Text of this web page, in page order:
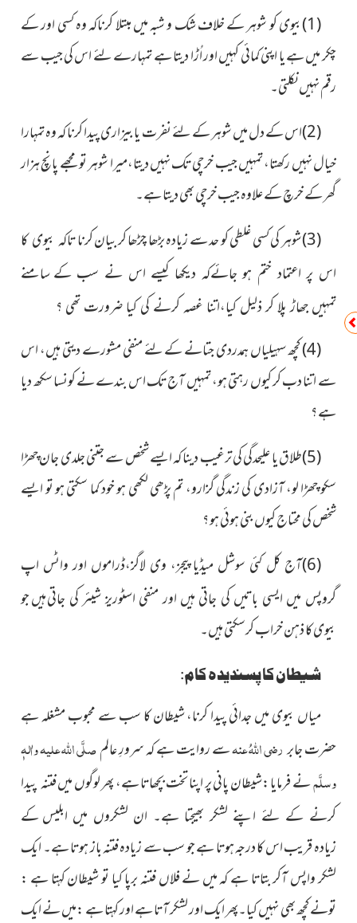
(1)بیوی کو شوہر کے خلاف شک و شبہ میں مبتلا کرناکہ وہ کسی اور کے
چکر میں ہے یا اپنی کمائی کہیں اور اُڑا دیتا ہے تمہارے لئے اس کی جیب سے
رقم نہیں نکلتی۔
(2)اس کے دل میں شوہر کے لئے نفرت یا بیزاری پیدا کرنا کہ وہ تمہارا
خیال نہیں رکھتا، تمہیں جیب خرچی تک نہیں دیتا،میرا شوہر تو مجھے پانچ ہزار
گھر کے خرچ کے علاوہ جیب خرچی بھی دیتا ہے۔
(3)شوہر کی کسی غلطی کو حد سے زیادہ بڑھا چڑھا کر بیان کرنا
تاکہ بیوی کا
اس پر اعتماد ختم ہو جائےکہ دیکھا کیسے اس نے سب کےسامنے
تمہیں جھاڑ پلا کر ذلیل کیا،اتنا غصہ کرنے کی کیا ضرورت تھی ؟
(4) کچھ سہیلیاں ہمدردی جتانے کے لئے منفی مشورے دیتی ہیں، اس
سے اتنا دب کر کیوں رہتی ہو، تمہیں آج تک اس بندے نے کونسا سکھ دیا
ہے ؟
(5)طلاق یا علیحدگی کی ترغیب دینا کہ ایسے شخص سے جتنی جلدی
جان چھڑا
سکو چھڑا لو، آزادی کی زندگی گزارو، تم پڑھی لکھی ہو خود کما سکتی ہو تو ایسے
شخص کی محتاج کیوں بنی ہوئی ہو ؟
(6)آج کل کئی سوشل میڈیا پیجز، وی لاگز،ڈراموں اور واٹس
اپ
گروپس میں ایسی باتیں کی جاتی ہیں اور منفی اسٹوریز شیئر کی جاتیہیں جو
بیوی کا ذہن خراب کرسکتی ہیں۔
شیطان کا پسندیدہ کام:
میاں بیوی میں جدائی پیدا کرنا، شیطان کا سب سے محبوب مشغلہہے
حضرت جابررضی اللہُ عنہسے روایت ہے کہ سرورِ عالمصلَّی اللہ علیہ واٰلہٖ
وسلَّمنے فرمایا :شیطان پانی پر اپنا تخت بچھاتا ہے، پھر لوگوں میںفتنہ پیدا
کرنے کے لئے اپنے لشکر بھیجتا ہے۔ ان لشکروں میں ابلیسکے
زیادہ قریب اس کا درجہ ہوتا ہے جو سب سے زیادہ فتنہ باز ہوتا ہے۔ ایک
لشکر واپس آکر بتاتا ہے کہ میں نے فلاں فتنہ برپا کیا تو شیطان کہتا ہے :
تونے کچھ بھی نہیں کیا۔پھر ایک اور لشکر آتا ہے اور کہتا ہے :میں نے ایک